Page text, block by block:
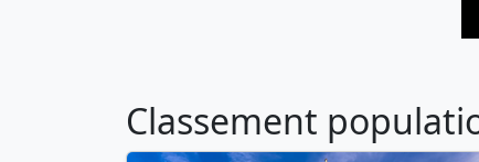
Classement